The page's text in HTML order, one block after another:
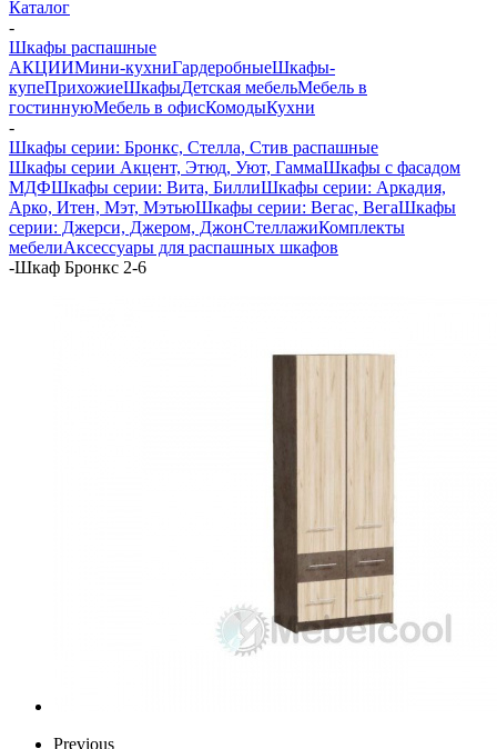
Каталог
-
Шкафы распашные
АКЦИИМини-кухниГардеробныеШкафы-
купеПрихожиеШкафыДетская мебельМебель в
гостиннуюМебель в офисКомодыКухни
-
Шкафы серии: Бронкс, Стелла, Стив распашные
Шкафы серии Акцент, Этюд, Уют, ГаммаШкафы с фасадом
МДФШкафы серии: Вита, БиллиШкафы серии: Аркадия,
Арко, Итен, Мэт, МэтьюШкафы серии: Вегас, ВегаШкафы
серии: Джерси, Джером, ДжонСтеллажиКомплекты
мебелиАксессуары для распашных шкафов
-Шкаф Бронкс 2-6
Previous